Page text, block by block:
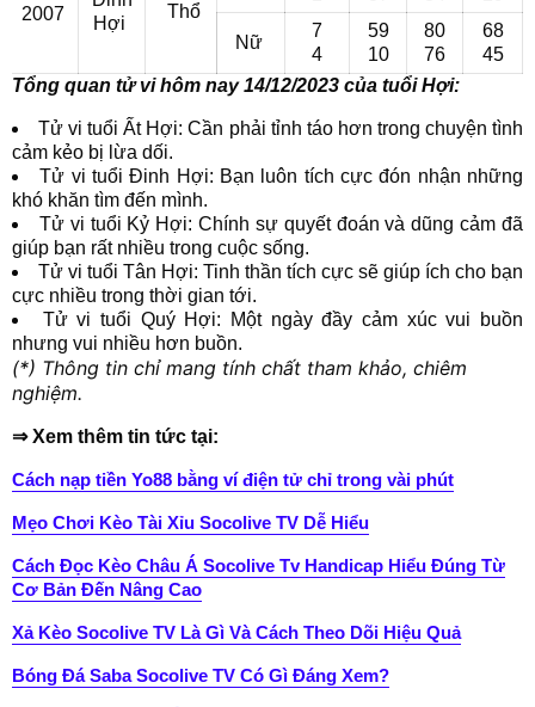
2007
Hợi
Thổ
Nữ
7
4
59
10
80
76
68
45
Tổng quan tử vi hôm nay 14/12/2023 của tuổi Hợi:
Tử vi tuổi Ất Hợi: Cần phải tỉnh táo hơn trong chuyện tình
cảm kẻo bị lừa dối.
Tử vi tuổi Đinh Hợi: Bạn luôn tích cực đón nhận những
khó khăn tìm đến mình.
Tử vi tuổi Kỷ Hợi: Chính sự quyết đoán và dũng cảm đã
giúp bạn rất nhiều trong cuộc sống.
Tử vi tuổi Tân Hợi: Tinh thần tích cực sẽ giúp ích cho bạn
cực nhiều trong thời gian tới.
Tử vi tuổi Quý Hợi: Một ngày đầy cảm xúc vui buồn
nhưng vui nhiều hơn buồn.
(*) Thông tin chỉ mang tính chất tham khảo, chiêm
nghiệm.
⇒ Xem thêm tin tức tại:
Cách nạp tiền Yo88 bằng ví điện tử chỉ trong vài phút
Mẹo Chơi Kèo Tài Xỉu Socolive TV Dễ Hiểu
Cách Đọc Kèo Châu Á Socolive Tv Handicap Hiểu Đúng Từ
Cơ Bản Đến Nâng Cao
Xả Kèo Socolive TV Là Gì Và Cách Theo Dõi Hiệu Quả
Bóng Đá Saba Socolive TV Có Gì Đáng Xem?